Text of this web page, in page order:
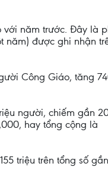
với năm trước. Đây là
năm) được ghi nhận
Công Giáo, tăng
người, chiếm gần
hay tổng cộng là
triệu trên tổng số